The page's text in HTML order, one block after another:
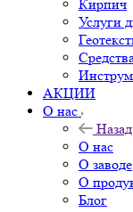
Кирпич
Услуги
АКЦИИ
О нас
Назад
О нас
О заводе
О
Блог